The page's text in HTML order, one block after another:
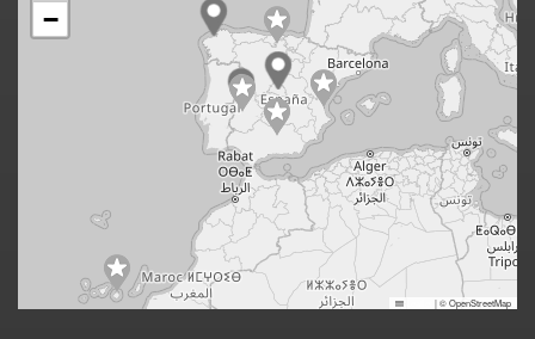
−
|© OpenStreetMap